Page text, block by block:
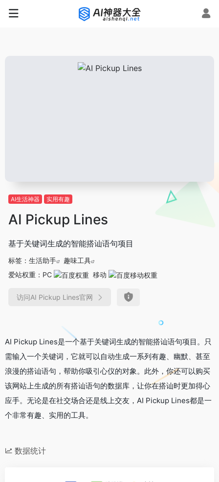
AI生活神器 实用有趣
AI Pickup Lines
基于关键词生成的智能搭讪语句项目
标签： 生活助手
趣味工具
爱站权重： PC 移动
访问AI Pickup Lines官网
AI Pickup Lines是一个基于关键词生成的智能搭讪语句项目。只
需输入一个关键词，它就可以自动生成一系列有趣、幽默、甚至
浪漫的搭讪语句，帮助你吸引心仪的对象。此外，你还可以购买
该网站上生成的所有搭讪语句的数据库，让你在搭讪时更加得心
应手。无论是在社交场合还是线上交友，AI Pickup Lines都是一
个非常有趣、实用的工具。
数据统计